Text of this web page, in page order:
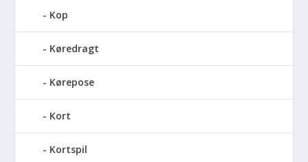
Kop
Køredragt
Kørepose
Kort
Kortspil